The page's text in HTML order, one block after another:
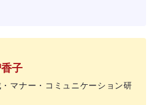
子
・マナー・コミュニケーション研